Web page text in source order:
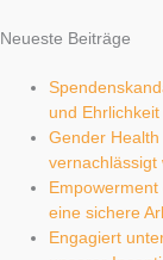
Neueste Beiträge
und Ehrlichkeit
Gender
vernachlässigt
eine sichere
Engagiert